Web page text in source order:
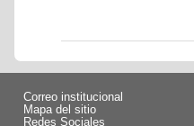
Correo institucional
Mapa del sitio
Redes Sociales